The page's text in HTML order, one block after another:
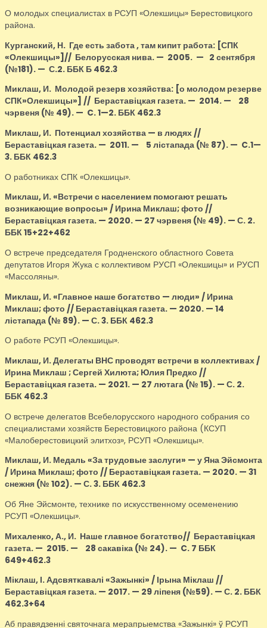
О молодых специалистах в РСУП «Олекшицы» Берестовицкого
района.
Курганский, Н. Где есть забота , там кипит работа: [СПК
«Олекшицы»] // Белорусская нива. — 2005. — 2 сентября
(№181). — С.2. ББК Б 462.3
Миклаш, И. Молодой резерв хозяйства: [о молодом резерве
СПК»Олекшицы»] // Бераставіцкая газета. — 2014. — 28
чэрвеня (№ 49). — C. 1—2. ББК 462.3
Миклаш, И. Потенциал хозяйства — в людях//
Бераставіцкая газета. — 2011. — 5 лістапада (№ 87). — C.1—
3. ББК 462.3
О работниках СПК «Олекшицы».
Миклаш, И.«Встречи с населением помогают решать
возникающие вопросы» / Ирина Миклаш; фото //
Бераставіцкая газета. — 2020. — 27 чэрвеня (№ 49). — С. 2.
ББК 15+22+462
О встрече председателя Гродненского областного Совета
депутатов Игоря Жука с коллективом РУСП «Олекшицы» и РУСП
«Массоляны».
Миклаш, И.«Главное наше богатство — люди» / Ирина
Миклаш; фото // Бераставіцкая газета. — 2020. — 14
лістапада (№ 89). — С. 3. ББК 462.3
О работе РСУП «Олекшицы».
Миклаш, И.Делегаты ВНС проводят встречи в коллективах /
Ирина Миклаш ; Сергей Хилюта; Юлия Предко //
Бераставіцкая газета. — 2021. — 27 лютага (№ 15). — С. 2.
ББК 462.3
О встрече делегатов Всебелорусского народного собрания со
специалистами хозяйств Берестовицкого района (КСУП
«Малоберестовицкий элитхоз», РСУП «Олекшицы».
Миклаш, И. Медаль «За трудовые заслуги» — у Яна Эйсмонта
/ Ирина Миклаш; фото // Бераставіцкая газета. — 2020. — 31
снежня (№ 102). — С. 3. ББК 462.3
Об Яне Эйсмонте, технике по искусственному осеменению
РСУП «Олекшицы».
Михаленко, А., И. Наше главное богатство// Бераставіцкая
газета. — 2015. — 28 сакавіка (№ 24). — C. 7 ББК
649+462.3
Міклаш, І.Адсвяткавалі «Зажынкі» / Ірына Міклаш //
Бераставіцкая газета. — 2017. — 29 ліпеня (№59). — С. 2. ББК
462.3+64
Аб правядзенні святочнага мерапрыемства «Зажынкі» ў РСУП